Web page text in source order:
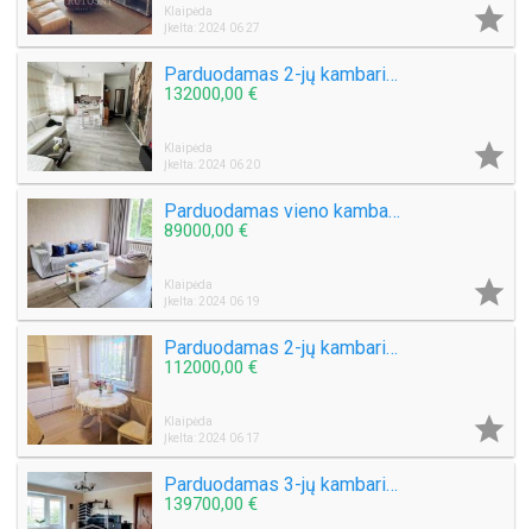
Klaipėda
Įkelta: 2024 06 27

Parduodamas 2-jų kambarių butas S. Daukanto g.
132000,00 €
Klaipėda
Įkelta: 2024 06 20

Parduodamas vieno kambario butas Danės g.
89000,00 €
Klaipėda
Įkelta: 2024 06 19

Parduodamas 2-jų kambarių su holu butas Rambyno g.
112000,00 €
Klaipėda
Įkelta: 2024 06 17

Parduodamas 3-jų kambarių butas J. Janonio g.
139700,00 €